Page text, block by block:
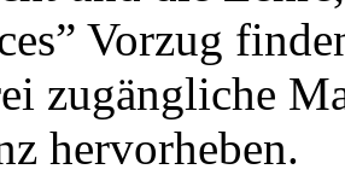
Vorzug
zugängliche
hervorheben.